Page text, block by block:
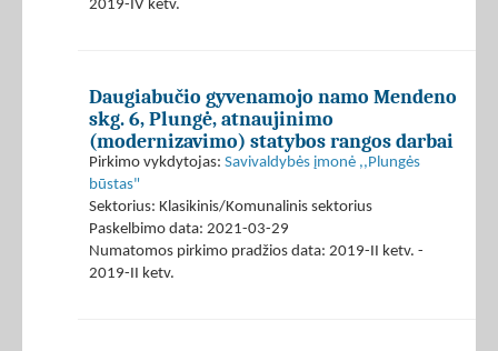
2019-IV ketv.
Daugiabučio gyvenamojo namo Mendeno
skg. 6, Plungė, atnaujinimo
(modernizavimo) statybos rangos darbai
Pirkimo vykdytojas: Savivaldybės įmonė ,,Plungės
būstas"
Sektorius: Klasikinis/Komunalinis sektorius
Paskelbimo data: 2021-03-29
Numatomos pirkimo pradžios data: 2019-II ketv. -
2019-II ketv.